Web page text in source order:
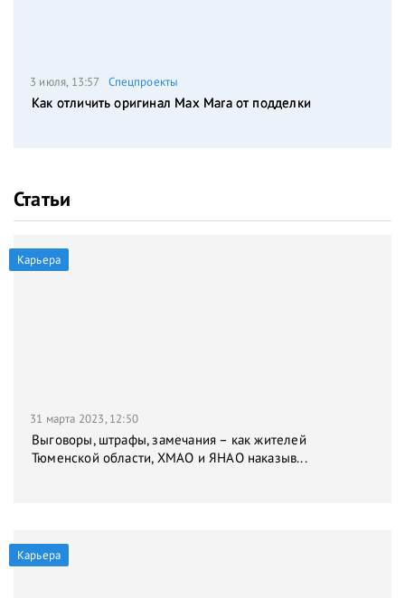
3 июля, 13:57 Спецпроекты
Как отличить оригинал Max Mara от подделки
Статьи
Карьера
31 марта 2023, 12:50
Выговоры, штрафы, замечания – как жителей
Тюменской области, ХМАО и ЯНАО наказыв...
Карьера